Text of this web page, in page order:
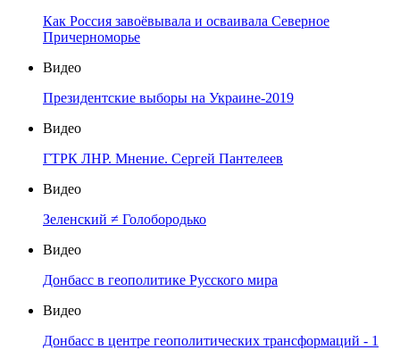
Как Россия завоёвывала и осваивала Северное
Причерноморье
Видео
Президентские выборы на Украине-2019
Видео
ГТРК ЛНР. Мнение. Сергей Пантелеев
Видео
Зеленский ≠ Голобородько
Видео
Донбасс в геополитике Русского мира
Видео
Донбасс в центре геополитических трансформаций - 1